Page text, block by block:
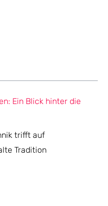
Ein Blick hinter die
trifft auf
Tradition